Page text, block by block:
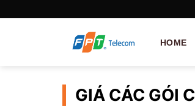
to
HOME
GIÁ CÁC GÓI